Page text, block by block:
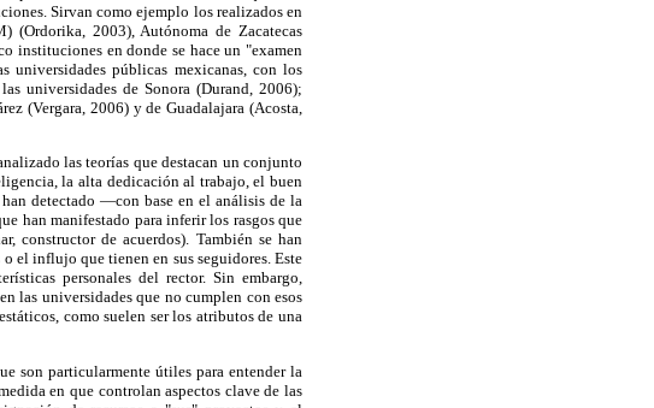
Sirvan como ejemplo los realizados en
(Ordorika, 2003), Autónoma de Zacatecas
instituciones en donde se hace un "examen
públicas mexicanas, con los
universidades de Sonora (Durand, 2006);
(Vergara, 2006) y de Guadalajara (Acosta,
las teorías que destacan un conjunto
la alta dedicación al trabajo, el buen
detectado —con base en el análisis de la
han manifestado para inferir los rasgos que
constructor de acuerdos). También se han
el influjo que tienen en sus seguidores. Este
personales del rector. Sin embargo,
las universidades que no cumplen con esos
como suelen ser los atributos de una
son particularmente útiles para entender la
en que controlan aspectos clave de las